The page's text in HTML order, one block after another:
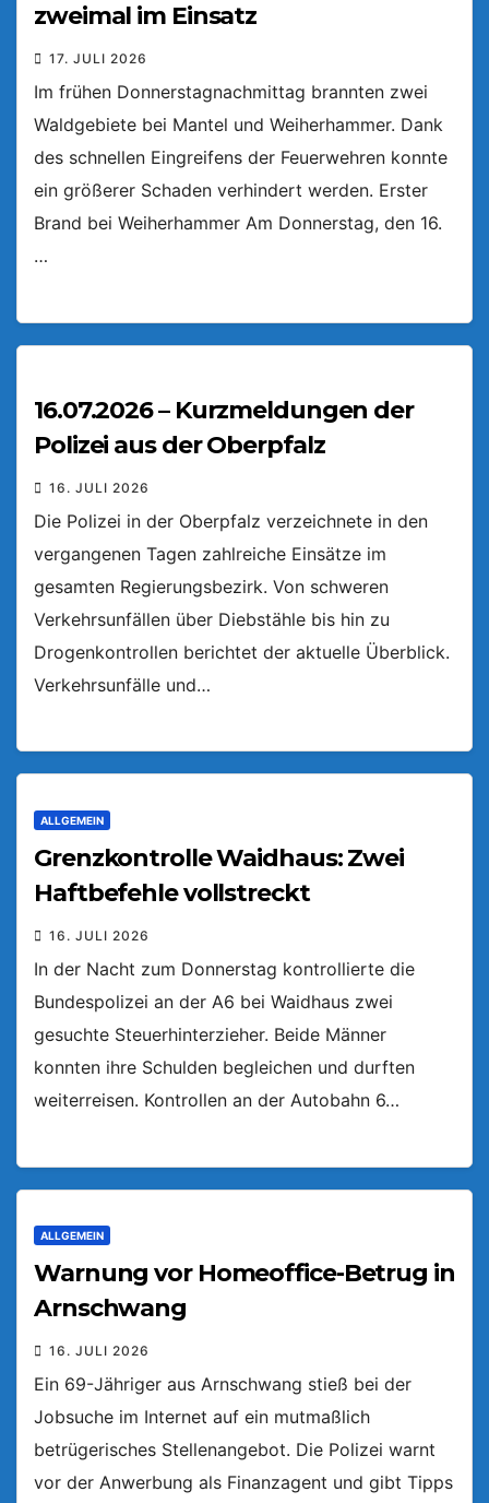
zweimal im Einsatz
17. JULI 2026
Im frühen Donnerstagnachmittag brannten zwei
Waldgebiete bei Mantel und Weiherhammer. Dank
des schnellen Eingreifens der Feuerwehren konnte
ein größerer Schaden verhindert werden. Erster
Brand bei Weiherhammer Am Donnerstag, den 16.
…
16.07.2026 – Kurzmeldungen der
Polizei aus der Oberpfalz
16. JULI 2026
Die Polizei in der Oberpfalz verzeichnete in den
vergangenen Tagen zahlreiche Einsätze im
gesamten Regierungsbezirk. Von schweren
Verkehrsunfällen über Diebstähle bis hin zu
Drogenkontrollen berichtet der aktuelle Überblick.
Verkehrsunfälle und…
ALLGEMEIN
Grenzkontrolle Waidhaus: Zwei
Haftbefehle vollstreckt
16. JULI 2026
In der Nacht zum Donnerstag kontrollierte die
Bundespolizei an der A6 bei Waidhaus zwei
gesuchte Steuerhinterzieher. Beide Männer
konnten ihre Schulden begleichen und durften
weiterreisen. Kontrollen an der Autobahn 6…
ALLGEMEIN
Warnung vor Homeoffice-Betrug in
Arnschwang
16. JULI 2026
Ein 69-Jähriger aus Arnschwang stieß bei der
Jobsuche im Internet auf ein mutmaßlich
betrügerisches Stellenangebot. Die Polizei warnt
vor der Anwerbung als Finanzagent und gibt Tipps